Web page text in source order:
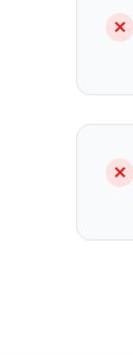
✕
✕